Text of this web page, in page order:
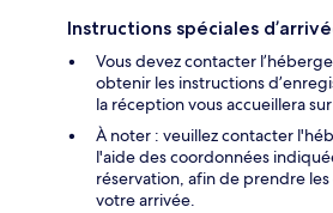
Instructions spéciales
Vous devez contacter
obtenir les instructions
la réception vous accueillera
À noter : veuillez contacter
l'aide des coordonnées
réservation, afin de prendre
votre arrivée.